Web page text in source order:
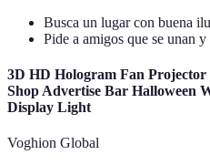
Busca un lugar con buena
Pide a amigos que se unan
3D HD Hologram Fan
Shop Advertise Bar Halloween
Display Light
Voghion Global